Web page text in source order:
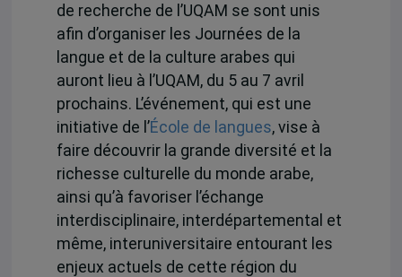
de recherche de l’UQAM se sont unis
afin d’organiser les Journées de la
langue et de la culture arabes qui
auront lieu à l’UQAM, du 5 au 7 avril
prochains. L’événement, qui est une
initiative de l’École de langues, vise à
faire découvrir la grande diversité et la
richesse culturelle du monde arabe,
ainsi qu’à favoriser l’échange
interdisciplinaire, interdépartemental et
même, interuniversitaire entourant les
enjeux actuels de cette région du